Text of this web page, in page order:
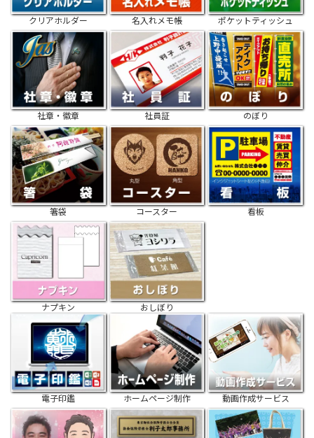
クリアホルダー 名入れメモ帳 ポケットティッシュ
社章・徽章 社員証 のぼり
箸袋 コースター 看板
ナプキン おしぼり
電子印鑑 ホームページ制作 動画作成サービス